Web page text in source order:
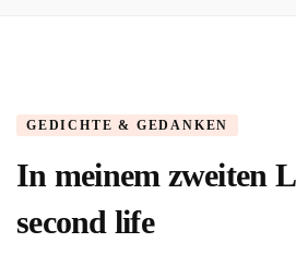
GEDICHTE & GEDANKEN
In meinem zweiten
second life